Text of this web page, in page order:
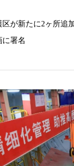
が新たに2ヶ所追
署名